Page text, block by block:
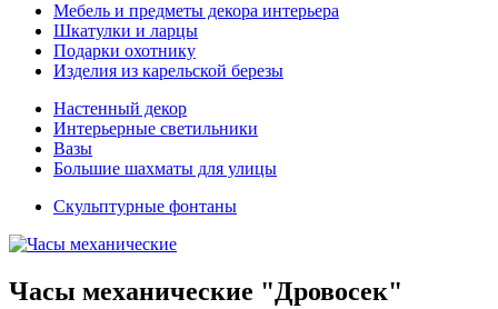
Мебель и предметы декора интерьера
Шкатулки и ларцы
Подарки охотнику
Изделия из карельской березы
Настенный декор
Интерьерные светильники
Вазы
Большие шахматы для улицы
Скульптурные фонтаны
Часы механические "Дровосек"